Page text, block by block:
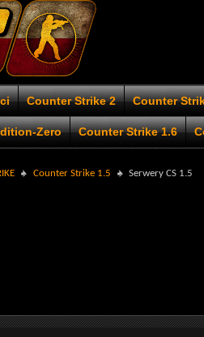
Counter Strike 2 Counter
Zero Counter Strike 1.6
Counter Strike 1.5 Serwery CS 1.5